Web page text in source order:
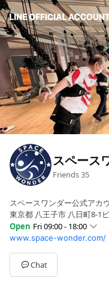
スペース
Friends35
スペースワンダー公式アカ
東京都 八王子市 八日町8-1
Open Fri 09:00 - 18:00
SunClosed
Mon09:00 - 18:00
Tue09:00 - 18:00
Wed09:00 - 18:00
www.space-wonder.com/
Chat